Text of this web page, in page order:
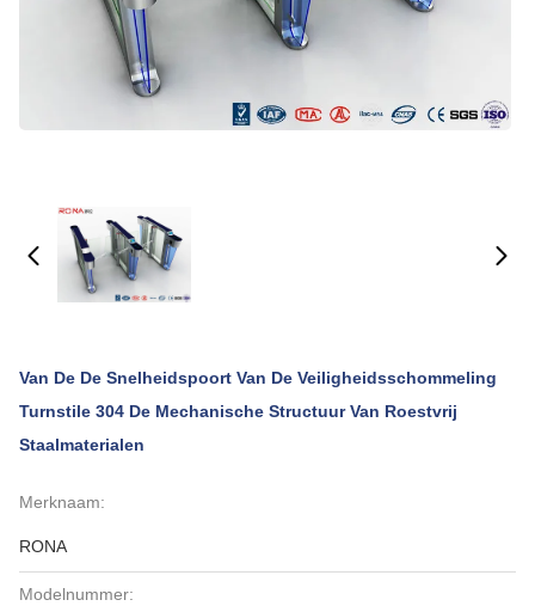
Van De De Snelheidspoort Van De Veiligheidsschommeling
Turnstile 304 De Mechanische Structuur Van Roestvrij
Staalmaterialen
Merknaam:
RONA
Modelnummer: